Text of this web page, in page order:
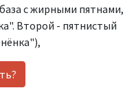
с жирными пятнами,
Второй - пятнистый